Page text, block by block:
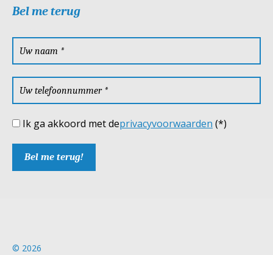
Bel me terug
Ik ga akkoord met deprivacyvoorwaarden (*)
© 2026